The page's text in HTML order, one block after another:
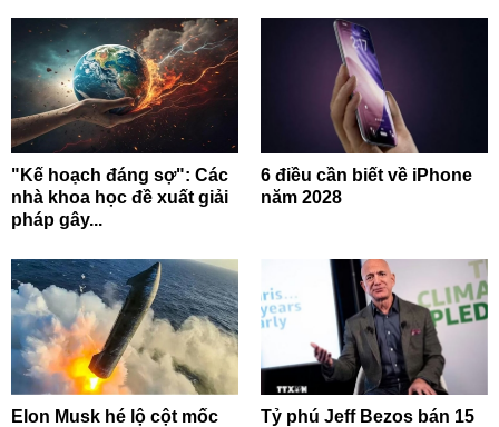
"Kế hoạch đáng sợ": Các
nhà khoa học đề xuất giải
pháp gây...
6 điều cần biết về iPhone
năm 2028
Elon Musk hé lộ cột mốc
Tỷ phú Jeff Bezos bán 15